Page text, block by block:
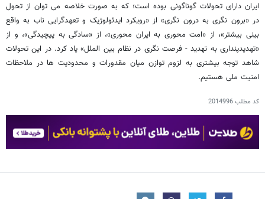
ایران دارای تحولات گوناگونی بوده است؛ که به صورت خلاصه می توان از تحول
در «برون نگری به درون نگری» از «رویکرد ایدئولوژیک و تعهدگرایی ناب به واقع
بینی بیشتر»، از «امت محوری به ایران محوری»، از «سادگی به پیچیدگی»، و از
«تهدیدپنداری به تهدید - فرصت نگری در نظام بین الملل» یاد کرد. در این تحولات
شاهد توجه بیشتری به لزوم توازن میان مقدورات و محدودیت ها در ملاحظات
امنیت ملی هستیم.
کد مطلب2014996